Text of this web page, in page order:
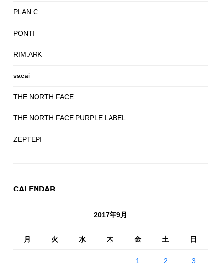
PLAN C
PONTI
RIM.ARK
sacai
THE NORTH FACE
THE NORTH FACE PURPLE LABEL
ZEPTEPI
CALENDAR
2017年9月
月 火 水 木 金 土 日
1 2 3